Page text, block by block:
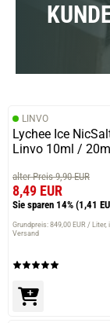
LINVO
Lychee Ice
Linvo 10ml /
alter Preis 9,90 EUR
8,49 EUR
Sie sparen 14% (1,41
Grundpreis: 849,00 EUR / Liter
Versand